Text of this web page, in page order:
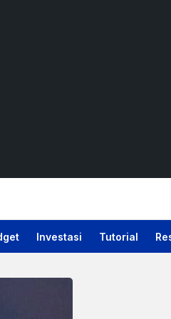
Investasi Tutorial